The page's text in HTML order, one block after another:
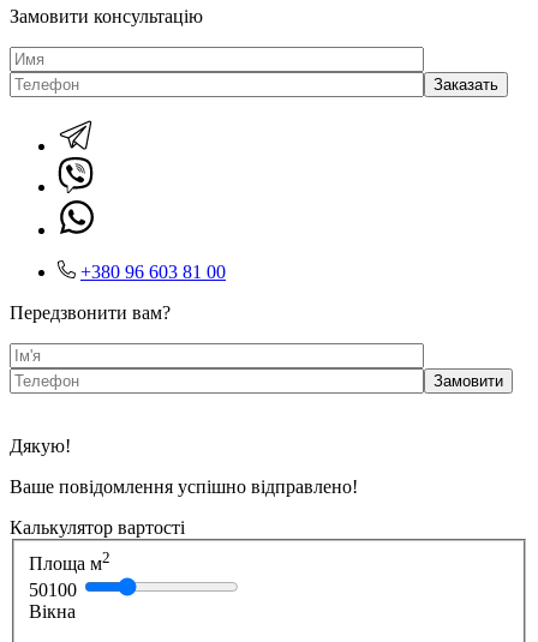
Замовити консультацію
+380 96 603 81 00
Передзвонити вам?
Дякую!
Ваше повідомлення успішно відправлено!
Калькулятор вартості
Площа м2
50100
Вікна